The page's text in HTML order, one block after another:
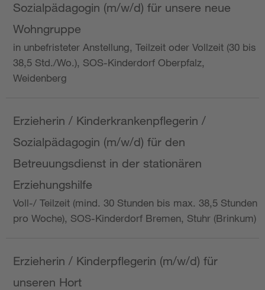
Sozialpädagogin (m/w/d) für unsere neue
Wohngruppe
in unbefristeter Anstellung, Teilzeit oder Vollzeit (30 bis
38,5 Std./Wo.), SOS-Kinderdorf Oberpfalz,
Weidenberg
Erzieherin / Kinderkrankenpflegerin /
Sozialpädagogin (m/w/d) für den
Betreuungsdienst in der stationären
Erziehungshilfe
Voll-/ Teilzeit (mind. 30 Stunden bis max. 38,5 Stunden
pro Woche), SOS-Kinderdorf Bremen, Stuhr (Brinkum)
Erzieherin / Kinderpflegerin (m/w/d) für
unseren Hort